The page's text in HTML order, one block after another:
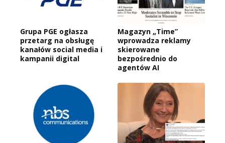
Grupa PGE ogłasza
przetarg na obsługę
kanałów social media i
kampanii digital
Magazyn „Time”
wprowadza reklamy
skierowane
bezpośrednio do
agentów AI